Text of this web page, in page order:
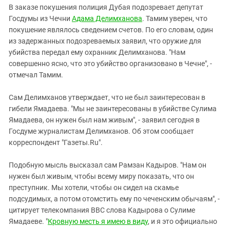
В заказе покушения полиция Дубая подозревает депутат
Госдумы из Чечни Адама Делимханова. Тамим уверен, что
покушение являлось сведением счетов. По его словам, один
из задержанных подозреваемых заявил, что оружие для
убийства передал ему охранник Делимханова. "Нам
совершенно ясно, что это убийство организовано в Чечне", -
отмечал Тамим.
Сам Делимханов утверждает, что не был заинтересован в
гибели Ямадаева. "Мы не заинтересованы в убийстве Сулима
Ямадаева, он нужен был нам живым", - заявил сегодня в
Госдуме журналистам Делимханов. Об этом сообщает
корреспондент "Газеты.Ru".
Подобную мысль высказал сам Рамзан Кадыров. "Нам он
нужен был живым, чтобы всему миру показать, что он
преступник. Мы хотели, чтобы он сидел на скамье
подсудимых, а потом отомстить ему по чеченским обычаям", -
цитирует телекомпания ВВС слова Кадырова о Сулиме
Ямадаеве. "Кровную месть я имею в виду, и я это официально